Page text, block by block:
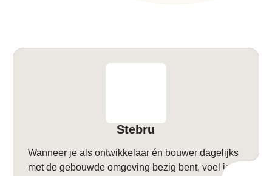
Stebru
Wanneer je als ontwikkelaar én bouwer dagelijks
met de gebouwde omgeving bezig bent, voel je